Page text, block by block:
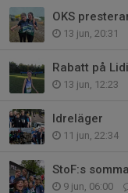
OKS
13 jun, 20:31
Rabatt på
13 jun, 12:23
Idreläger
11 jun, 22:34
StoF:s
9 jun, 06:00